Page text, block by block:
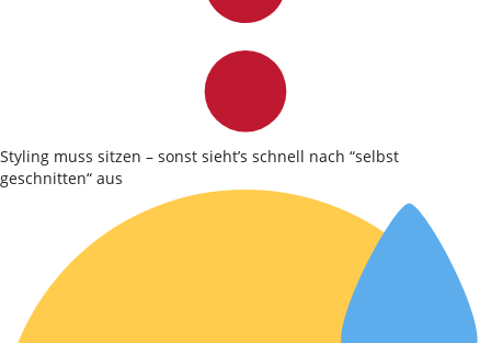
Styling muss sitzen – sonst sieht’s schnell nach “selbst
geschnitten“ aus